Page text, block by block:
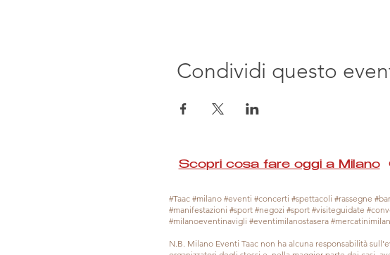
Condividi questo
Scopri cosa fare oggi a Milano
#Taac #milano #eventi #concerti #spettacoli #rassegne
#manifestazioni #sport #negozi #sport #visiteguidate
#milanoeventinavigli #eventimilanostasera
N.B. Milano Eventi Taac non ha alcuna responsabilità